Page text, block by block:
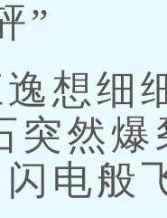
”
细细
突然
电般